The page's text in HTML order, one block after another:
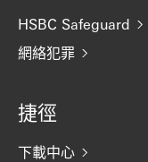
HSBC Safeguard
網絡犯罪
捷徑
下載中心